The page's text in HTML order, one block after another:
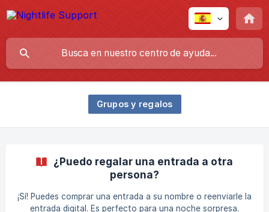
Grupos y regalos
¿Puedo regalar una entrada a otra
persona?
¡Sí! Puedes comprar una entrada a su nombre o reenviarle la
entrada digital. Es perfecto para una noche sorpresa.